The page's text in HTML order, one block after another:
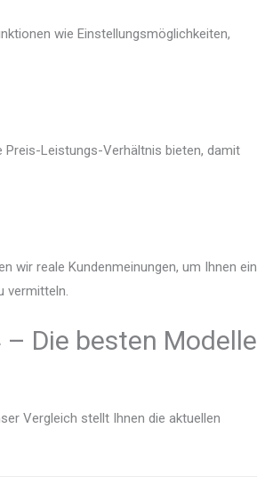
wie Einstellungsmöglichkeiten,
Preis-Leistungs-Verhältnis bieten, damit
wir reale Kundenmeinungen, um Ihnen ein
vermitteln.
Die besten Modelle
Vergleich stellt Ihnen die aktuellen